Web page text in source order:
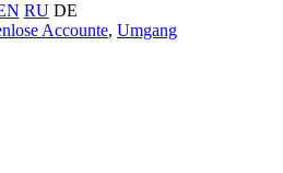
RUDE
Accounte, Umgang